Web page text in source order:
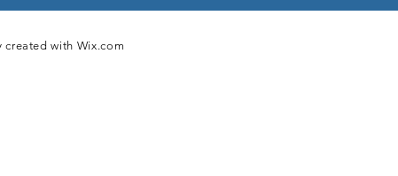
created with Wix.com